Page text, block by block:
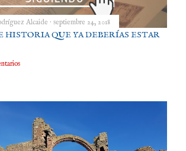
Alcaide septiembre 24, 2018
HISTORIA QUE YA DEBERÍAS ESTAR